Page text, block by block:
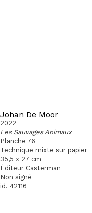
Johan De Moor
2022
Les Sauvages Animaux
Planche 76
Technique mixte sur papier
35,5 x 27 cm
Éditeur Casterman
Non signé
id. 42116